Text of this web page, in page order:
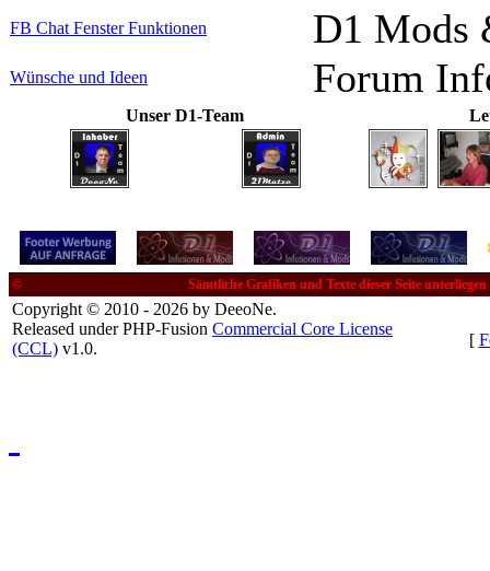
FB Chat Fenster Funktionen D1 Mods
Wünsche und Ideen Forum
Unser D1-Team
© Sämtliche Grafiken und Texte dieser Seite
Copyright © 2010 - 2026 by DeeoNe.
Released under PHP-Fusion Commercial Core License
(CCL) v1.0. [